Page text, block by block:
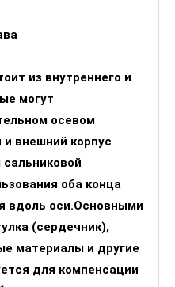
из внутреннего и
могут
осевом
и внешний корпус
оба конца
вдоль оси.Основными
(сердечник),
материалы и другие
для компенсации